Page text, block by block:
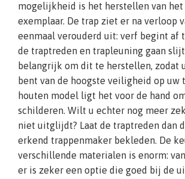
mogelijkheid is het herstellen van het
exemplaar. De trap ziet er na verloop
eenmaal verouderd uit: verf begint af
de traptreden en trapleuning gaan
belangrijk om dit te herstellen, zodat
bent van de hoogste veiligheid op uw
houten model ligt het voor de hand
schilderen. Wilt u echter nog meer
niet uitglijdt? Laat de traptreden dan
erkend trappenmaker bekleden. De
verschillende materialen is enorm:
er is zeker een optie die goed bij de